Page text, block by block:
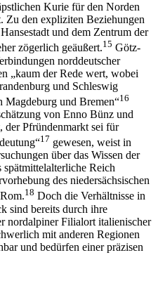
Kurie für den Norden
Zu den expliziten Beziehungen
und dem Zentrum der
zögerlich geäußert.15 Götz-
norddeutscher
„kaum der Rede wert, wobei
und Schleswig
Magdeburg und Bremen“16
von Enno Bünz und
der Pfründenmarkt sei für
17 gewesen, weist in
über das Wissen der
Reich
des niedersächsischen
18 Doch die Verhältnisse in
sind bereits durch ihre
nordalpiner Filialort italienischer
mit anderen Regionen
und bedürfen einer präzisen